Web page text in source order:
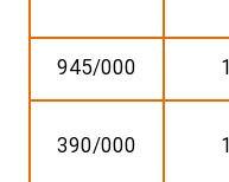
1
945/000
1
390/000